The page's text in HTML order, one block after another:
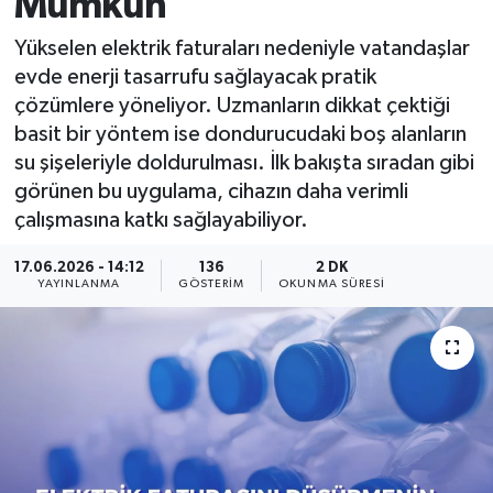
Yükselen elektrik faturaları nedeniyle vatandaşlar
evde enerji tasarrufu sağlayacak pratik
çözümlere yöneliyor. Uzmanların dikkat çektiği
basit bir yöntem ise dondurucudaki boş alanların
su şişeleriyle doldurulması. İlk bakışta sıradan gibi
görünen bu uygulama, cihazın daha verimli
çalışmasına katkı sağlayabiliyor.
17.06.2026 - 14:12
YAYINLANMA
136
GÖSTERIM
2 DK
OKUNMA SÜRESI
KÜLTÜR SANAT
YAŞAM
LIFE
SARIGÖL
SARUHANLI
SELENDİ
KIRKAĞAÇ
DEMİRCİ
KÖPRÜBAŞI
SOMA
KÖPRÜBAŞI
KULA
SALİHLİ
SARIGÖL
SARUHANLI
SOMA
TURGUTLU
EKONOMİ
EĞİTİM
KÜLTÜR SANAT
YAŞAM
BİLİM VE TEKNOLOJİ
YAZARLAR
MANİSA'NIN YÖRESEL LEZZETLERİ